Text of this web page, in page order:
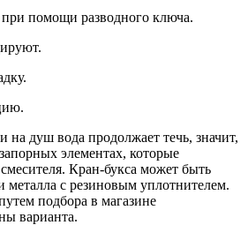
помощи разводного ключа.
на душ вода продолжает течь, значит,
элементах, которые
Кран-букса может быть
металла с резиновым уплотнителем.
подбора в магазине
варианта.